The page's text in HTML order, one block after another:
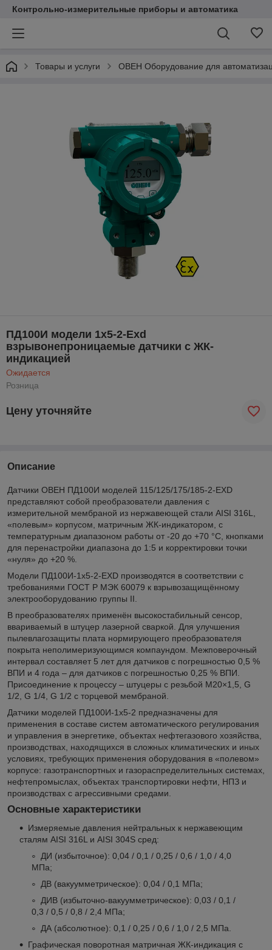
Контрольно-измерительные приборы и автоматика
Товары и услуги ОВЕН Оборудование для
ПД100И модели 1х5-2-Exd
взрывонепроницаемые датчики с ЖК-
индикацией
Ожидается
Розница
Цену уточняйте
Описание
Датчики ОВЕН ПД100И моделей 115/125/175/185-2-EXD
представляют собой преобразователи давления с
измерительной мембраной из нержавеющей стали AISI 316L,
«полевым» корпусом, матричным ЖК-индикатором, с
температурным диапазоном работы от -20 до +70 °С, кнопками
для перенастройки диапазона до 1:5 и корректировки точки
«нуля» до +20 %.
Модели ПД100И-1х5-2-EXD производятся в соответствии с
требованиями ГОСТ Р МЭК 60079 к взрывозащищённому
электрооборудованию группы II.
В преобразователях применён высокостабильный сенсор,
ввариваемый в штуцер лазерной сваркой. Для улучшения
пылевлагозащиты плата нормирующего преобразователя
покрыта неполимеризующимся компаундом. Межповерочный
интервал составляет 5 лет для датчиков с погрешностью 0,5 %
ВПИ и 4 года – для датчиков с погрешностью 0,25 % ВПИ.
Присоединение к процессу – штуцеры с резьбой М20×1,5, G
1/2, G 1/4, G 1/2 с торцевой мембраной.
Датчики моделей ПД100И-1х5-2 предназначены для
применения в составе систем автоматического регулирования
и управления в энергетике, объектах нефтегазового хозяйства,
производствах, находящихся в сложных климатических и иных
условиях, требующих применения оборудования в «полевом»
корпусе: газотранспортных и газораспределительных системах,
нефтепромыслах, объектах транспортировки нефти, НПЗ и
производствах с агрессивными средами.
Основные характеристики
Измеряемые давления нейтральных к нержавеющим
сталям AISI 316L и AISI 304S сред:
ДИ (избыточное): 0,04 / 0,1 / 0,25 / 0,6 / 1,0 / 4,0
МПа;
ДВ (вакуумметрическое): 0,04 / 0,1 МПа;
ДИВ (избыточно-вакуумметрическое): 0,03 / 0,1 /
0,3 / 0,5 / 0,8 / 2,4 МПа;
ДА (абсолютное): 0,1 / 0,25 / 0,6 / 1,0 / 2,5 МПа.
Графическая поворотная матричная ЖК-индикация с